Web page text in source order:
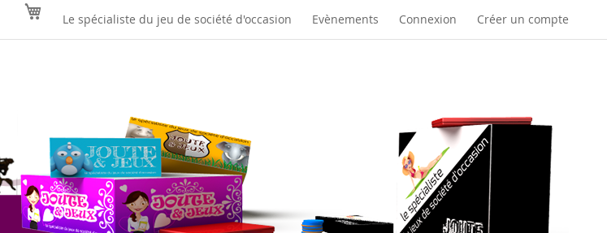
Le spécialiste du jeu de société d'occasion Evènements Connexion Créer un compte